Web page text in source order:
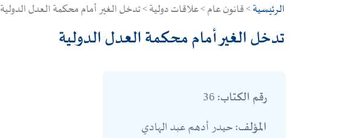
الرئيسية> قانون عام > علاقات دولية > تدخل الغير أمام محكمة العدل الدولية
تدخل الغير أمام محكمة العدل الدولية
رقم الكتاب:
المؤلف:حيدر أدهم عبد الهادي